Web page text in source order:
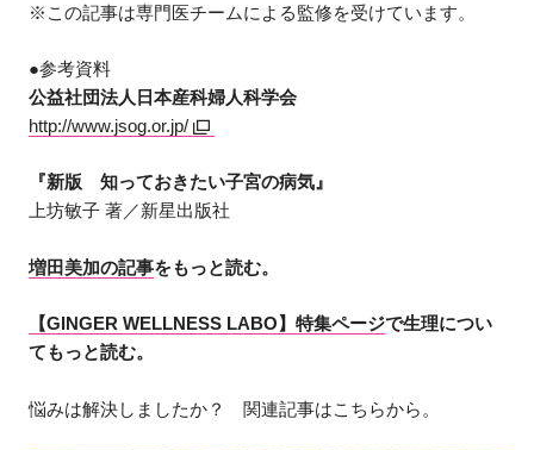
※この記事は専門医チームによる監修を受けています。
●参考資料
公益社団法人日本産科婦人科学会
http://www.jsog.or.jp/
『新版 知っておきたい子宮の病気』
上坊敏子 著／新星出版社
増田美加の記事をもっと読む。
【GINGER WELLNESS LABO】特集ページで生理につい
てもっと読む。
悩みは解決しましたか？ 関連記事はこちらから。